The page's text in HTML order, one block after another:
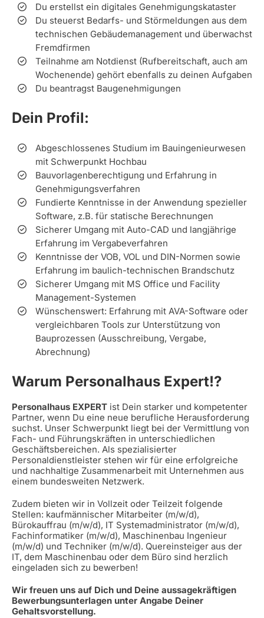
Du erstellst ein digitales Genehmigungskataster
Du steuerst Bedarfs- und Störmeldungen aus dem
technischen Gebäudemanagement und überwachst
Fremdfirmen
Teilnahme am Notdienst (Rufbereitschaft, auch am
Wochenende) gehört ebenfalls zu deinen Aufgaben
Du beantragst Baugenehmigungen
Dein Profil:
Abgeschlossenes Studium im Bauingenieurwesen
mit Schwerpunkt Hochbau
Bauvorlagenberechtigung und Erfahrung in
Genehmigungsverfahren
Fundierte Kenntnisse in der Anwendung spezieller
Software, z.B. für statische Berechnungen
Sicherer Umgang mit Auto-CAD und langjährige
Erfahrung im Vergabeverfahren
Kenntnisse der VOB, VOL und DIN-Normen sowie
Erfahrung im baulich-technischen Brandschutz
Sicherer Umgang mit MS Office und Facility
Management-Systemen
Wünschenswert: Erfahrung mit AVA-Software oder
vergleichbaren Tools zur Unterstützung von
Bauprozessen (Ausschreibung, Vergabe,
Abrechnung)
Warum Personalhaus Expert!?
Personalhaus EXPERT ist Dein starker und kompetenter
Partner, wenn Du eine neue berufliche Herausforderung
suchst. Unser Schwerpunkt liegt bei der Vermittlung von
Fach- und Führungskräften in unterschiedlichen
Geschäftsbereichen. Als spezialisierter
Personaldienstleister stehen wir für eine erfolgreiche
und nachhaltige Zusammenarbeit mit Unternehmen aus
einem bundesweiten Netzwerk.
Zudem bieten wir in Vollzeit oder Teilzeit folgende
Stellen: kaufmännischer Mitarbeiter (m/w/d),
Bürokauffrau (m/w/d), IT Systemadministrator (m/w/d),
Fachinformatiker (m/w/d), Maschinenbau Ingenieur
(m/w/d) und Techniker (m/w/d). Quereinsteiger aus der
IT, dem Maschinenbau oder dem Büro sind herzlich
eingeladen sich zu bewerben!
Wir freuen uns auf Dich und Deine aussagekräftigen
Bewerbungsunterlagen unter Angabe Deiner
Gehaltsvorstellung.